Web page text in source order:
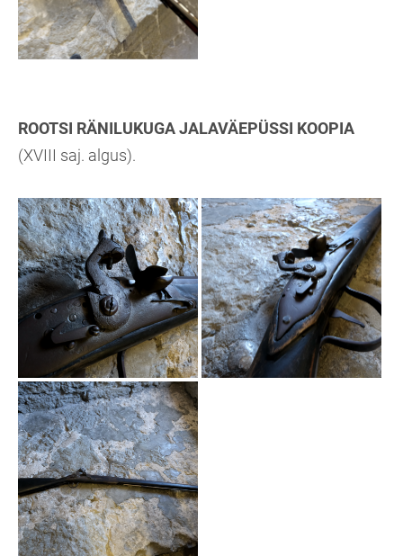
ROOTSI RÄNILUKUGA JALAVÄEPÜSSI KOOPIA
(XVIII saj. algus).